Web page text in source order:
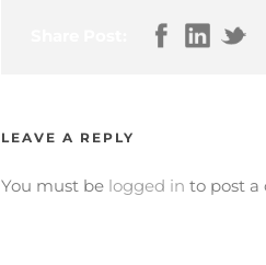
LEAVE A REPLY
You must be logged in to post a